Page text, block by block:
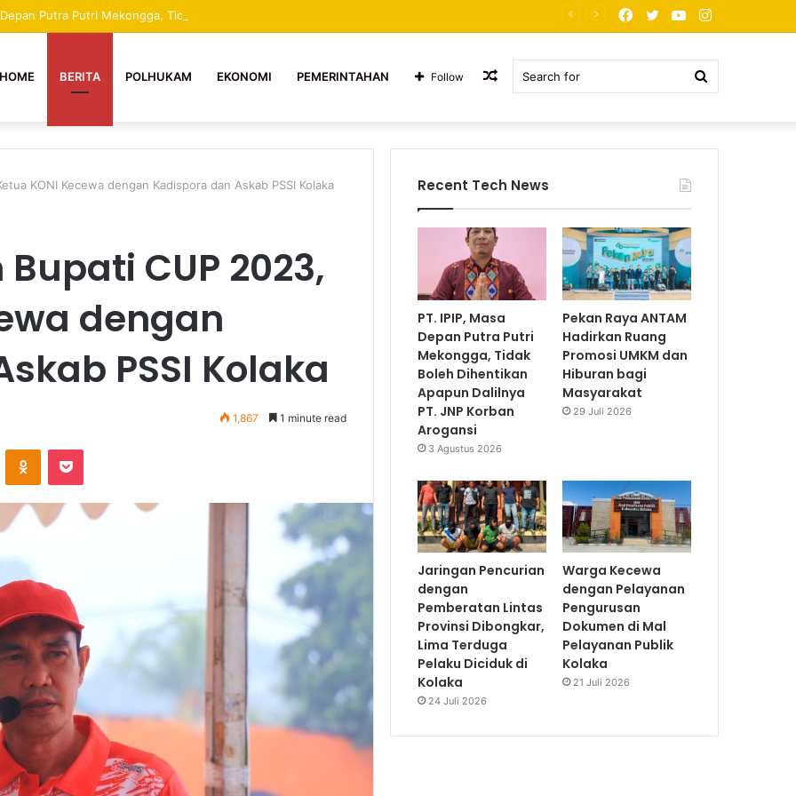
Depan Putra Putri Mekongga, Tidak Boleh Dihentikan Apapun Dalilnya PT. JNP Korban Arogansi YouTube
Twitter
Facebook
HOME BERITA POLHUKAM EKONOMI PEMERINTAHAN Random
Follow
KONI Kecewa dengan Kadispora dan Askab PSSI Kolaka
CUP 2023,
dengan
PSSI Kolaka
1,867 1 minute read
Recent Tech News
PT. IPIP, Masa
Depan Putra Putri
Mekongga, Tidak
Boleh Dihentikan
Apapun Dalilnya
PT. JNP Korban
Arogansi
3 Agustus 2026
Pekan Raya ANTAM
Hadirkan Ruang
Promosi UMKM dan
Hiburan bagi
Masyarakat
29 Juli 2026
Jaringan Pencurian
dengan
Pemberatan Lintas
Provinsi Dibongkar,
Lima Terduga
Pelaku Diciduk di
Kolaka
24 Juli 2026
Warga Kecewa
dengan Pelayanan
Pengurusan
Dokumen di Mal
Pelayanan Publik
Kolaka
21 Juli 2026